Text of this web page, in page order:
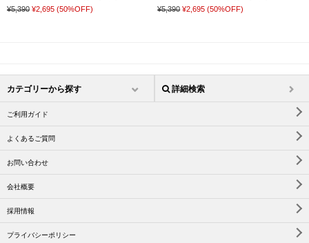
¥5,390 ¥2,695 (50%OFF)
¥5,390 ¥2,695 (50%OFF)
カテゴリーから探す 詳細検索
ご利用ガイド
よくあるご質問
お問い合わせ
会社概要
採用情報
プライバシーポリシー